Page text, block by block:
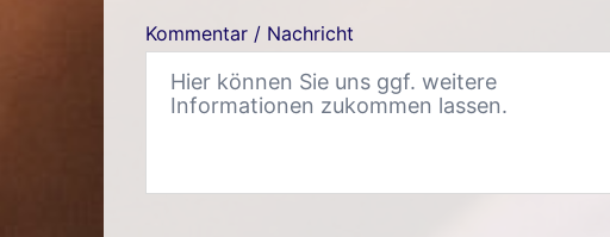
Kommentar / Nachricht